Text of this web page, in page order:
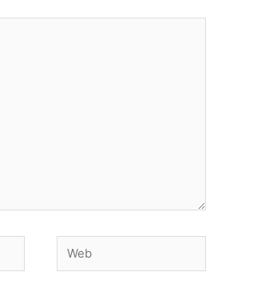
Web